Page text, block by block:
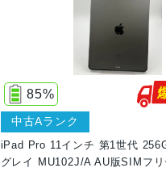
iPad Pro 11インチ 第1世代
グレイ MU102J/A AU版SIMフ
85%
中古Aランク